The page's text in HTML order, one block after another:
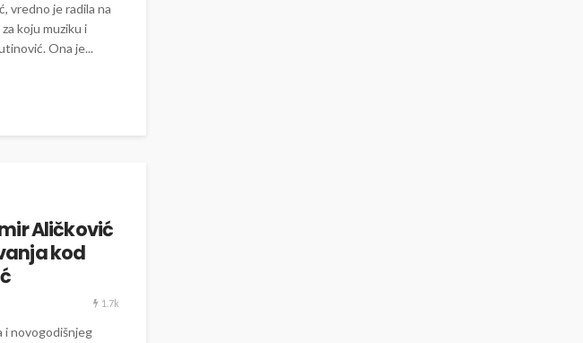
vredno je radila na
koju muziku i
Ona je...
Aličković
kod
1.7k
i novogodišnjeg